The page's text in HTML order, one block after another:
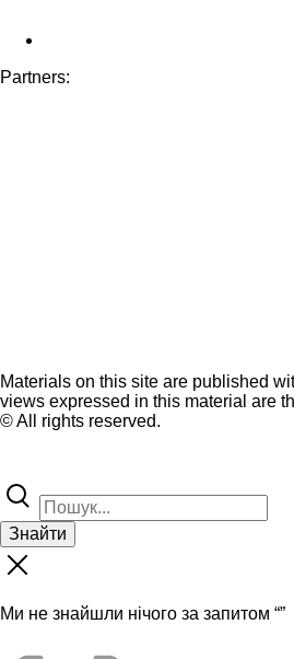
Partners:
Materials on this site are published
views expressed in this material are
© All rights reserved.
Знайти
Ми не знайшли нічого за запитом “”